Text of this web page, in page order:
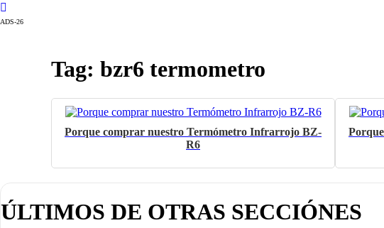
ADS-26
Tag: bzr6 termometro
Porque comprar nuestro Termómetro Infrarrojo BZ-
R6
ÚLTIMOS DE OTRAS SECCIÓNES